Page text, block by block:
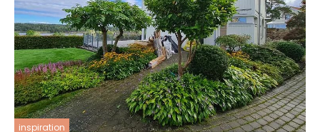
inspiration